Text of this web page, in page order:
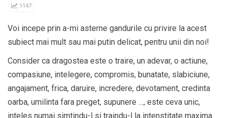
1147
Voi incepe prin a-mi asterne gandurile cu privire la acest
subiect mai mult sau mai putin delicat, pentru unii din noi!
Consider ca dragostea este o traire, un adevar, o actiune,
compasiune, intelegere, compromis, bunatate, slabiciune,
angajament, frica, daruire, incredere, devotament, credinta
oarba, umilinta fara preget, supunere …, este ceva unic,
inteles numai simtindu-l si traindu-l la intenstitate maxima.